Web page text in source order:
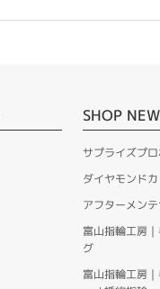
SHOP
サプライズプ
ダイヤモンド
アフターメン
富山指輪工房
グ
富山指輪工房